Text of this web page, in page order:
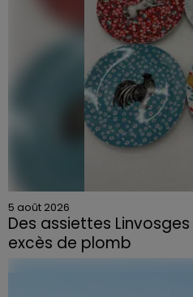
5 août 2026
Des assiettes
excès de plomb
Du plomb a été détecté